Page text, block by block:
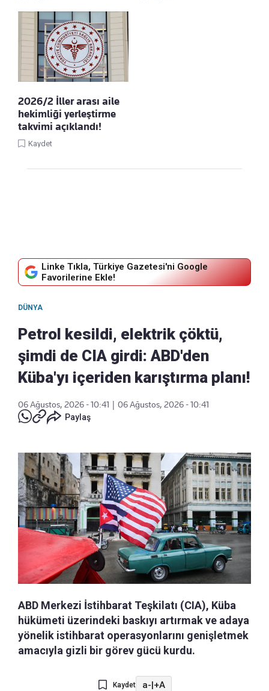
2026/2 İller arası aile
hekimliği yerleştirme
takvimi açıklandı!
Kaydet
Linke Tıkla, Türkiye Gazetesi'ni Google
Favorilerine Ekle!
DÜNYA
Petrol kesildi, elektrik çöktü,
şimdi de CIA girdi: ABD'den
Küba'yı içeriden karıştırma planı!
06 Ağustos, 2026 - 10:41
06 Ağustos, 2026 - 10:41
Paylaş
ABD Merkezi İstihbarat Teşkilatı (CIA), Küba
hükümeti üzerindeki baskıyı artırmak ve adaya
yönelik istihbarat operasyonlarını genişletmek
amacıyla gizli bir görev gücü kurdu.
Kaydet a-|+A